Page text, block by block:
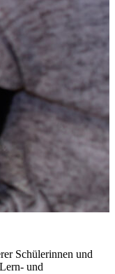
Schülerinnen und
und